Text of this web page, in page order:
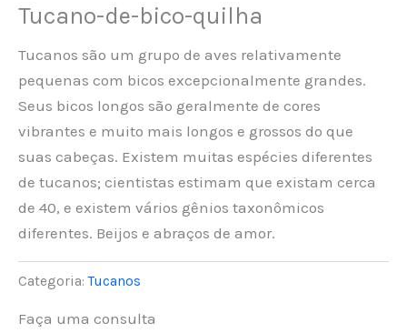
Tucano-de-bico-quilha
Tucanos são um grupo de aves relativamente
pequenas com bicos excepcionalmente grandes.
Seus bicos longos são geralmente de cores
vibrantes e muito mais longos e grossos do que
suas cabeças. Existem muitas espécies diferentes
de tucanos; cientistas estimam que existam cerca
de 40, e existem vários gênios taxonômicos
diferentes. Beijos e abraços de amor.
Categoria:Tucanos
Faça uma consulta